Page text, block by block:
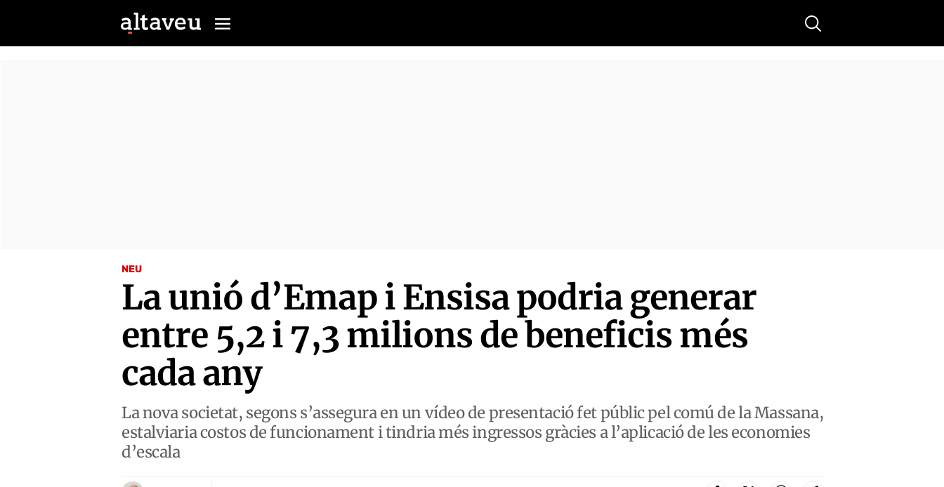
Buscar
NEU
La unió d’Emap i Ensisa podria generar
entre 5,2 i 7,3 milions de beneficis més
cada any
La nova societat, segons s’assegura en un vídeo de presentació fet públic pel comú de la Massana,
estalviaria costos de funcionament i tindria més ingressos gràcies a l’aplicació de les economies
d’escala